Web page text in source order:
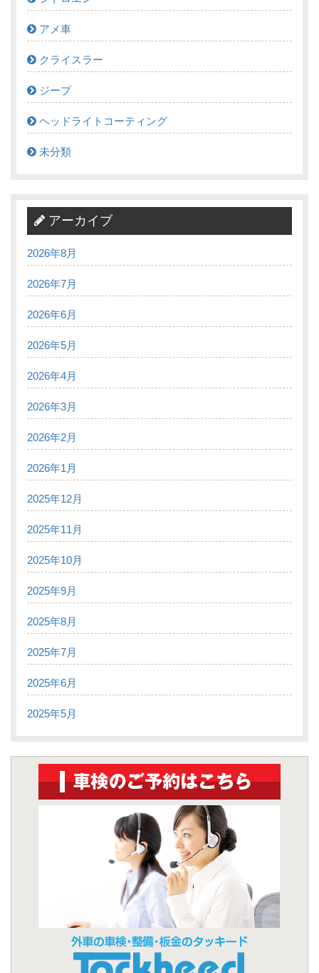
アメ車
クライスラー
ジープ
ヘッドライトコーティング
未分類
アーカイブ
2026年8月
2026年7月
2026年6月
2026年5月
2026年4月
2026年3月
2026年2月
2026年1月
2025年12月
2025年11月
2025年10月
2025年9月
2025年8月
2025年7月
2025年6月
2025年5月